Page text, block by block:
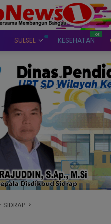
SULSEL KESEHATAN
SIDRAP